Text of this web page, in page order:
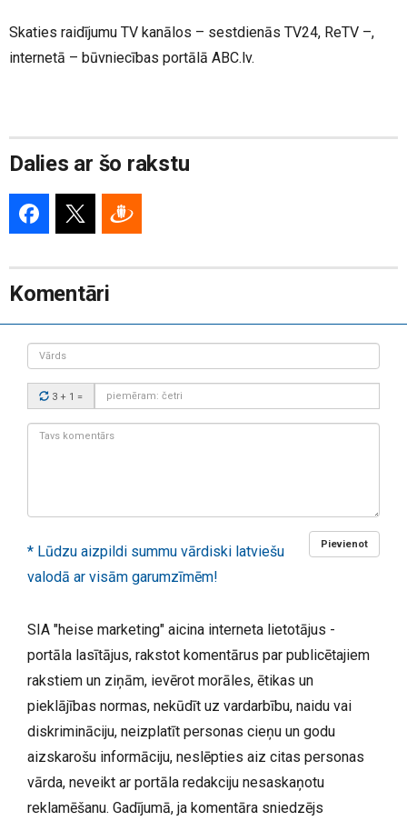
Skaties raidījumu TV kanālos – sestdienās TV24, ReTV –,
internetā – būvniecības portālā ABC.lv.
Dalies ar šo rakstu
Komentāri
Vārds
Drošības
kods:
3 + 1 =
Tavs
Pievienot
* Lūdzu aizpildi summu vārdiski latviešu
valodā ar visām garumzīmēm!
SIA "heise marketing" aicina interneta lietotājus -
portāla lasītājus, rakstot komentārus par publicētajiem
rakstiem un ziņām, ievērot morāles, ētikas un
pieklājības normas, nekūdīt uz vardarbību, naidu vai
diskrimināciju, neizplatīt personas cieņu un godu
aizskarošu informāciju, neslēpties aiz citas personas
vārda, neveikt ar portāla redakciju nesaskaņotu
reklamēšanu. Gadījumā, ja komentāra sniedzējs